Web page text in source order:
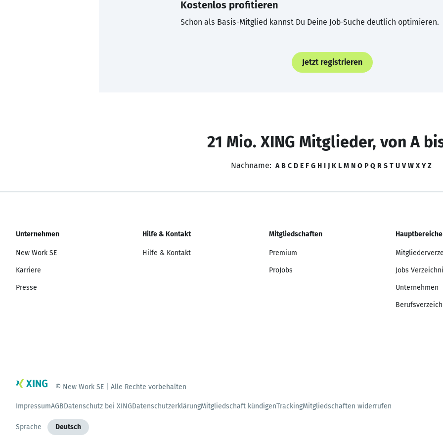
Kostenlos profitieren
Schon als Basis-Mitglied kannst Du Deine Job-Suche deutlich optimieren.
Jetzt registrieren
21 Mio. XING Mitglieder, von A
Nachname: A B C D E F G H I J K L M N O P Q R S T U V W X Y Z
Unternehmen
New Work SE
Karriere
Presse
Hilfe & Kontakt
Hilfe & Kontakt
Mitgliedschaften
Premium
ProJobs
Hauptbereiche
Jobs
Unternehmen
© New Work SE | Alle Rechte vorbehalten
ImpressumAGBDatenschutz bei XINGDatenschutzerklärungMitgliedschaft kündigenTrackingMitgliedschaften widerrufen
Sprache Deutsch